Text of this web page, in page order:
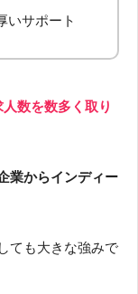
いサポート
数を数多く取り
業からインディー
ても大きな強みで